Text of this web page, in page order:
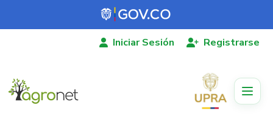
Pasar al contenido principal
Iniciar Sesión Registrarse